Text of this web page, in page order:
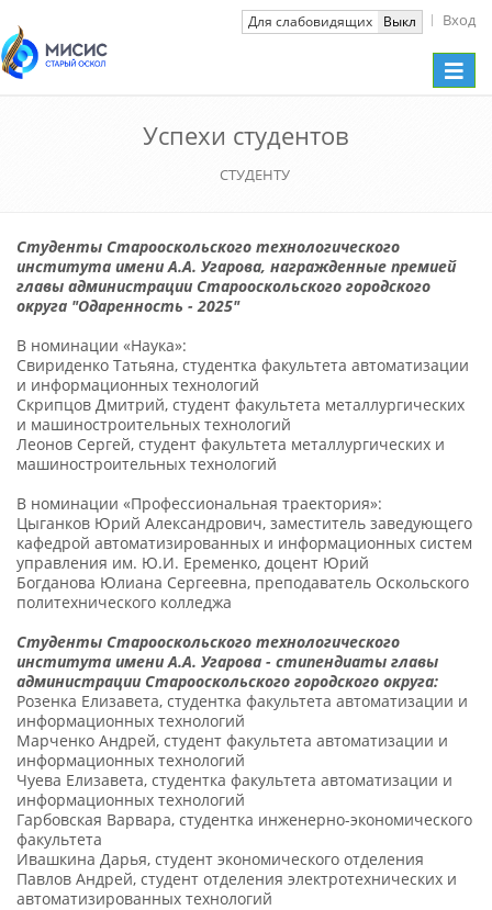
Для слабовидящих Выкл Вход
Toggle
Успехи студентов
СТУДЕНТУ
Студенты Старооскольского технологического
института имени А.А. Угарова, награжденные премией
главы администрации Старооскольского городского
округа "Одаренность - 2025"
В номинации «Наука»:
Свириденко Татьяна, студентка факультета автоматизации
и информационных технологий
Скрипцов Дмитрий, студент факультета металлургических
и машиностроительных технологий
Леонов Сергей, студент факультета металлургических и
машиностроительных технологий
В номинации «Профессиональная траектория»:
Цыганков Юрий Александрович, заместитель заведующего
кафедрой автоматизированных и информационных систем
управления им. Ю.И. Еременко, доцент Юрий
Богданова Юлиана Сергеевна, преподаватель Оскольского
политехнического колледжа
Студенты Старооскольского технологического
института имени А.А. Угарова - стипендиаты главы
администрации Старооскольского городского округа:
Розенка Елизавета, студентка факультета автоматизации и
информационных технологий
Марченко Андрей, студент факультета автоматизации и
информационных технологий
Чуева Елизавета, студентка факультета автоматизации и
информационных технологий
Гарбовская Варвара, студентка инженерно-экономического
факультета
Ивашкина Дарья, студент экономического отделения
Павлов Андрей, студент отделения электротехнических и
автоматизированных технологий